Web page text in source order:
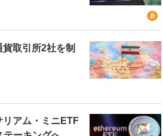
取引所2社を制
リアム・ミニETF